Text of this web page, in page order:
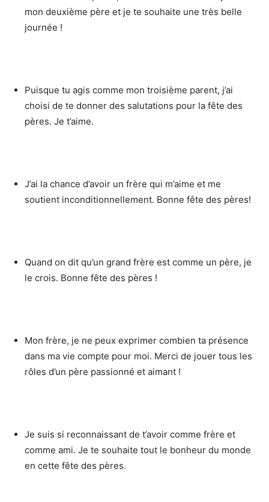
mon deuxième père et je te souhaite une très belle
journée !
Puisque tu agis comme mon troisième parent, j’ai
choisi de te donner des salutations pour la fête des
pères. Je t’aime.
J’ai la chance d’avoir un frère qui m’aime et me
soutient inconditionnellement. Bonne fête des pères!
Quand on dit qu’un grand frère est comme un père, je
le crois. Bonne fête des pères !
Mon frère, je ne peux exprimer combien ta présence
dans ma vie compte pour moi. Merci de jouer tous les
rôles d’un père passionné et aimant !
Je suis si reconnaissant de t’avoir comme frère et
comme ami. Je te souhaite tout le bonheur du monde
en cette fête des pères.